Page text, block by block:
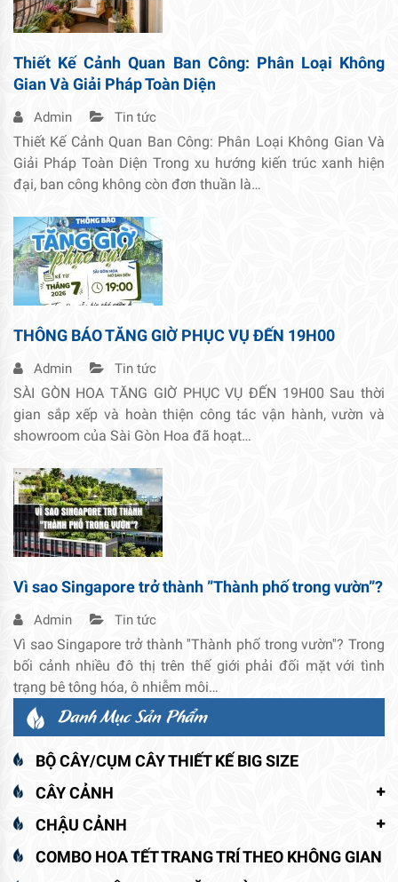
Thiết Kế Cảnh Quan Ban Công: Phân Loại Không
Gian Và Giải Pháp Toàn Diện
Admin Tin tức
Thiết Kế Cảnh Quan Ban Công: Phân Loại Không Gian Và
Giải Pháp Toàn Diện Trong xu hướng kiến trúc xanh hiện
đại, ban công không còn đơn thuần là…
THÔNG BÁO TĂNG GIỜ PHỤC VỤ ĐẾN 19H00
Admin Tin tức
SÀI GÒN HOA TĂNG GIỜ PHỤC VỤ ĐẾN 19H00 Sau thời
gian sắp xếp và hoàn thiện công tác vận hành, vườn và
showroom của Sài Gòn Hoa đã hoạt…
Vì sao Singapore trở thành ”Thành phố trong vườn”?
Admin Tin tức
Vì sao Singapore trở thành ''Thành phố trong vườn''? Trong
bối cảnh nhiều đô thị trên thế giới phải đối mặt với tình
trạng bê tông hóa, ô nhiễm môi…
Danh Mục Sản Phẩm
BỘ CÂY/CỤM CÂY THIẾT KẾ BIG SIZE
CÂY CẢNH
CHẬU CẢNH
COMBO HOA TẾT TRANG TRÍ THEO KHÔNG GIAN